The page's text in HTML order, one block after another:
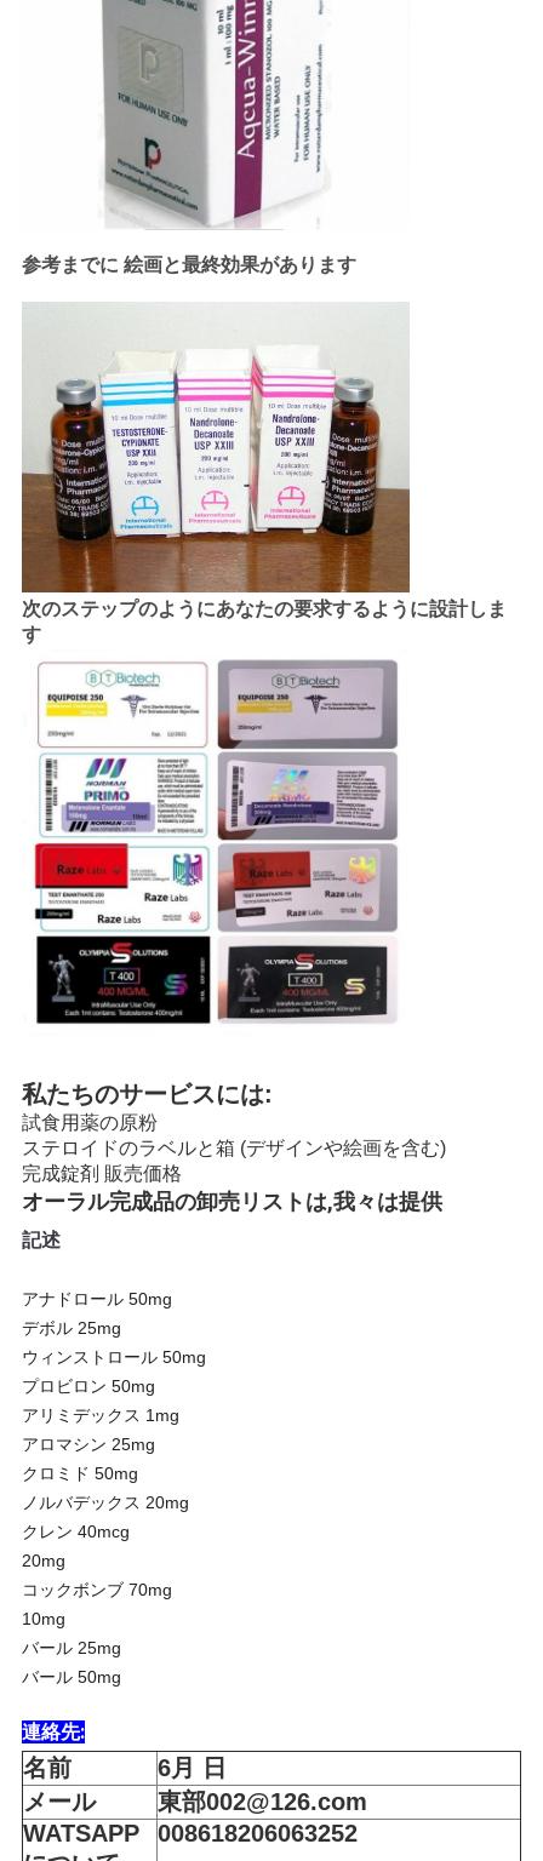
参考までに 絵画と最終効果があります
次のステップのようにあなたの要求するように設計しま
す
私たちのサービスには:
試食用薬の原粉
ステロイドのラベルと箱 (デザインや絵画を含む)
完成錠剤 販売価格
オーラル完成品の卸売リストは,我々は提供
記述
アナドロール 50mg
デボル 25mg
ウィンストロール 50mg
プロビロン 50mg
アリミデックス 1mg
アロマシン 25mg
クロミド 50mg
ノルバデックス 20mg
クレン 40mcg
20mg
コックボンブ 70mg
10mg
バール 25mg
バール 50mg
連絡先:
名前
6月 日
メール
東部002@126.com
WATSAPP
008618206063252